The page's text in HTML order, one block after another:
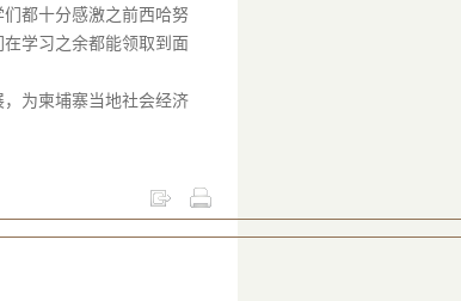
都十分感激之前西哈努
学习之余都能领取到面
为柬埔寨当地社会经济